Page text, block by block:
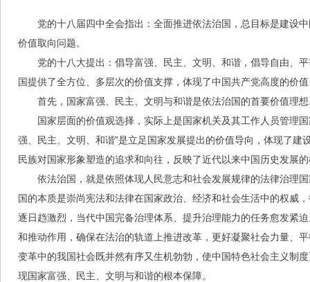
党的十八届四中全会指出：全面推进依法治国，总目标是建设
价值取向问题。
党的十八大提出：倡导富强、民主、文明、和谐，倡导自由、
国提供了全方位、多层次的价值支撑，体现了中国共产党高度的价
首先，国家富强、民主、文明与和谐是依法治国的首要价值理
国家层面的价值观选择，实际上是国家机关及其工作人员管理
强、民主、文明、和谐”是立足国家发展提出的价值导向，体现了
民族对国家形象塑造的追求和向往，反映了近代以来中国历史发展
依法治国，就是依照体现人民意志和社会发展规律的法律治理
国的本质是崇尚宪法和法律在国家政治、经济和社会生活中的权威
逐日趋激烈，当代中国完备治理体系、提升治理能力的任务愈发紧
和推动作用，确保在法治的轨道上推进改革，更好凝聚社会力量、
变革中的我国社会既井然有序又生机勃勃，使中国特色社会主义制
现国家富强、民主、文明与和谐的根本保障。